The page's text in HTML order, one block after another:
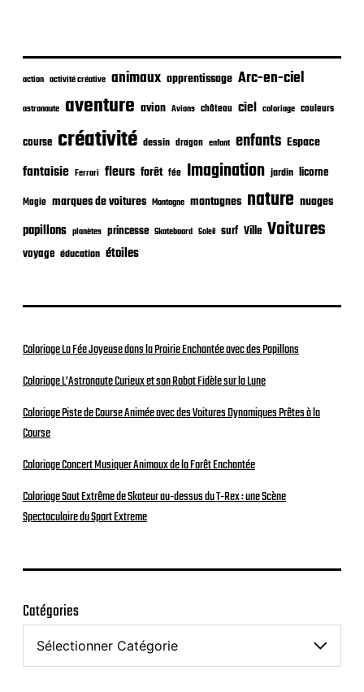
l
i
a
i
n
action activité créative animaux apprentissage Arc-en-ciel
astronaute aventure avion Avions château ciel coloriage couleurs
course créativité dessin dragon enfant enfants Espace
fantaisie Ferrari fleurs forêt fée Imagination jardin licorne
Magie marques de voitures Montagne montagnes nature nuages
papillons planètes princesse Skateboard Soleil surf Ville Voitures
voyage éducation étoiles
Coloriage La Fée Joyeuse dans la Prairie Enchantée avec des Papillons
Coloriage L’Astronaute Curieux et son Robot Fidèle sur la Lune
Coloriage Piste de Course Animée avec des Voitures Dynamiques Prêtes à la
Course
Coloriage Concert Musiquer Animaux de la Forêt Enchantée
Coloriage Saut Extrême de Skateur au-dessus du T-Rex : une Scène
Spectaculaire du Sport Extreme
Catégories